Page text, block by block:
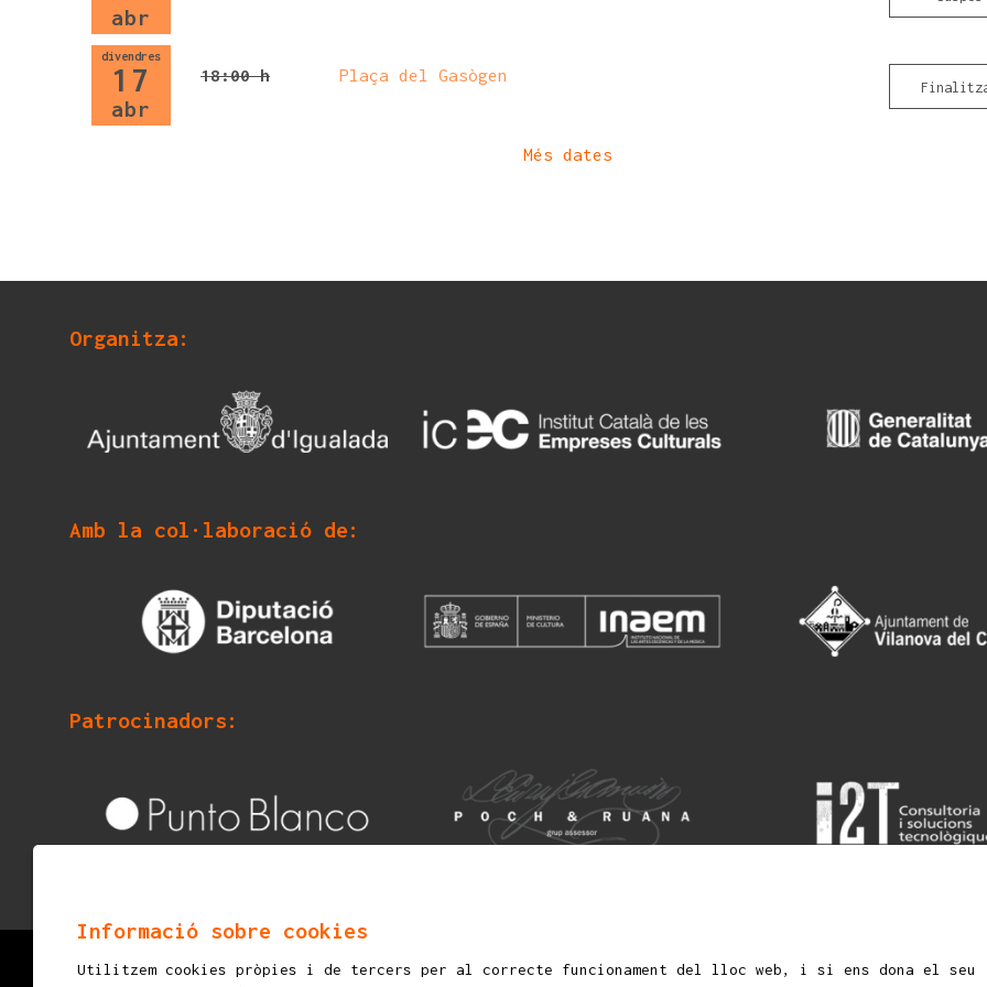
abr
divendres
17
abr
18:00 h Plaça del Gasògen
Més dates
Organitza:
Amb la col·laboració de:
Patrocinadors:
© 2026mostraigualada.cat - Fira d’espectacles infantils i juvenils
Informació sobre cookies
Utilitzem cookies pròpies i de tercers per al correcte funcionament del lloc web, i si ens dona el seu